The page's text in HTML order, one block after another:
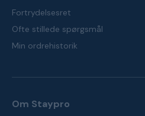
Fortrydelsesret
Ofte stillede spørgsmål
Min ordrehistorik
Om Staypro